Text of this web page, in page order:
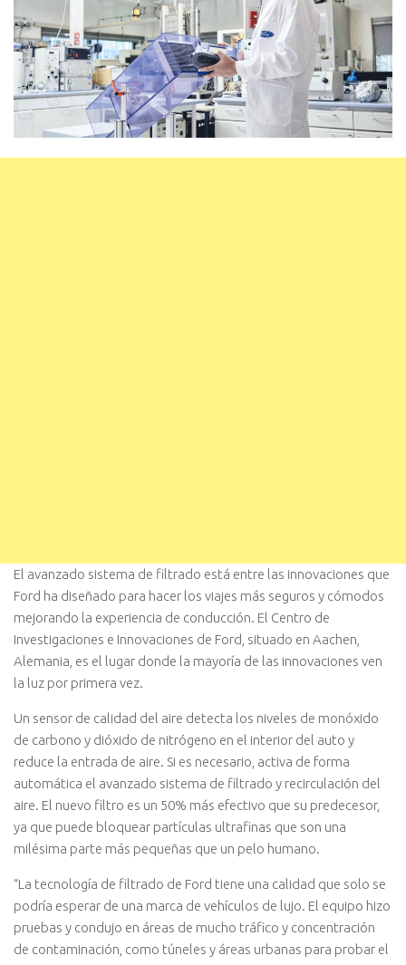
El avanzado sistema de filtrado está entre las innovaciones que
Ford ha diseñado para hacer los viajes más seguros y cómodos
mejorando la experiencia de conducción. El Centro de
Investigaciones e Innovaciones de Ford, situado en Aachen,
Alemania, es el lugar donde la mayoría de las innovaciones ven
la luz por primera vez.
Un sensor de calidad del aire detecta los niveles de monóxido
de carbono y dióxido de nitrógeno en el interior del auto y
reduce la entrada de aire. Si es necesario, activa de forma
automática el avanzado sistema de filtrado y recirculación del
aire. El nuevo filtro es un 50% más efectivo que su predecesor,
ya que puede bloquear partículas ultrafinas que son una
milésima parte más pequeñas que un pelo humano.
“La tecnología de filtrado de Ford tiene una calidad que solo se
podría esperar de una marca de vehículos de lujo. El equipo hizo
pruebas y condujo en áreas de mucho tráfico y concentración
de contaminación, como túneles y áreas urbanas para probar el